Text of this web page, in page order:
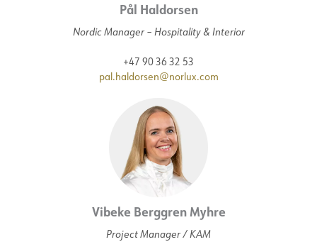
Pål Haldorsen
Nordic Manager – Hospitality & Interior
+47 90 36 32 53
pal.haldorsen@norlux.com
Vibeke Berggren Myhre
Project Manager / KAM